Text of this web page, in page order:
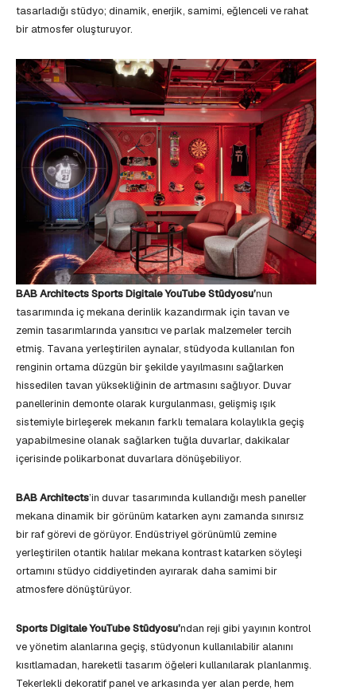
tasarladığı stüdyo; dinamik, enerjik, samimi, eğlenceli ve rahat
bir atmosfer oluşturuyor.
BAB ArchitectsSports DigitaleYouTube Stüdyosu’nun
tasarımında iç mekana derinlik kazandırmak için tavan ve
zemin tasarımlarında yansıtıcı ve parlak malzemeler tercih
etmiş. Tavana yerleştirilen aynalar, stüdyoda kullanılan fon
renginin ortama düzgün bir şekilde yayılmasını sağlarken
hissedilen tavan yüksekliğinin de artmasını sağlıyor. Duvar
panellerinin demonte olarak kurgulanması, gelişmiş ışık
sistemiyle birleşerek mekanın farklı temalara kolaylıkla geçiş
yapabilmesine olanak sağlarken tuğla duvarlar, dakikalar
içerisinde polikarbonat duvarlara dönüşebiliyor.
BAB Architects’in duvar tasarımında kullandığı mesh paneller
mekana dinamik bir görünüm katarken aynı zamanda sınırsız
bir raf görevi de görüyor. Endüstriyel görünümlü zemine
yerleştirilen otantik halılar mekana kontrast katarken söyleşi
ortamını stüdyo ciddiyetinden ayırarak daha samimi bir
atmosfere dönüştürüyor.
Sports Digitale YouTube Stüdyosu’ndan reji gibi yayının kontrol
ve yönetim alanlarına geçiş, stüdyonun kullanılabilir alanını
kısıtlamadan, hareketli tasarım öğeleri kullanılarak planlanmış.
Tekerlekli dekoratif panel ve arkasında yer alan perde, hem